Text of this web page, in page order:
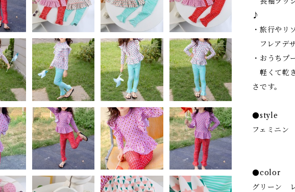
♪
・旅行やリ
フレアデ
・おうちプ
軽くて乾
さです。
●style
フェミニン
●color
グリーン